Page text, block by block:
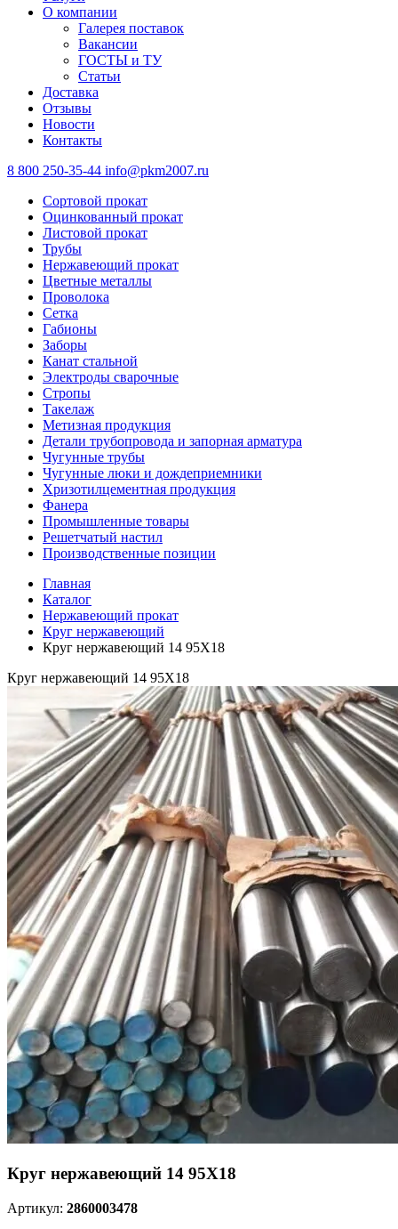
О компании
Галерея поставок
Вакансии
ГОСТЫ и ТУ
Статьи
Доставка
Отзывы
Новости
Контакты
8 800 250-35-44 info@pkm2007.ru
Сортовой прокат
Оцинкованный прокат
Листовой прокат
Трубы
Нержавеющий прокат
Цветные металлы
Проволока
Сетка
Габионы
Заборы
Канат стальной
Электроды сварочные
Стропы
Такелаж
Метизная продукция
Детали трубопровода и запорная арматура
Чугунные трубы
Чугунные люки и дождеприемники
Хризотилцементная продукция
Фанера
Промышленные товары
Решетчатый настил
Производственные позиции
Главная
Каталог
Нержавеющий прокат
Круг нержавеющий
Круг нержавеющий 14 95Х18
Круг нержавеющий 14 95Х18
Круг нержавеющий 14 95Х18
Артикул: 2860003478